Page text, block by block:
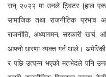
सन् २०२२ मा उनले ट्विटर (हाल
सामाजिक तथा राजनीतिक प्रभाव
राजनीति, अध्यागमन, सरकारी खर्च,
आफ्नो धारणा व्यक्त गर्न थाले।
र पछि उत्पन्न भएको मतभेदले पनि